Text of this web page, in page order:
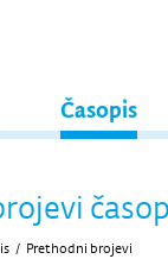
Časopis
/ Prethodni brojevi